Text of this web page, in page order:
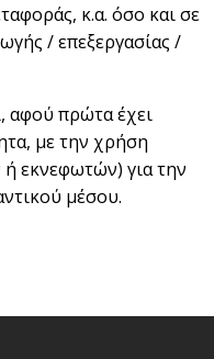
κ.α. όσο και σε
/ επεξεργασίας /
αφού πρώτα έχει
με την χρήση
εκνεφωτών) για την
μέσου.